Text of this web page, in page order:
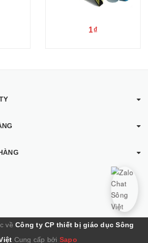
1₫
về Công ty CP thiết bị giáo dục Sông
Cung cấp bởi Sapo